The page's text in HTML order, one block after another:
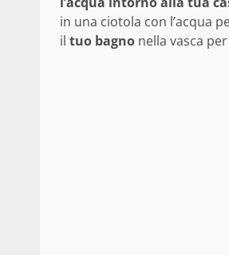
in una ciotola con l’acqua
il tuo bagno nella vasca